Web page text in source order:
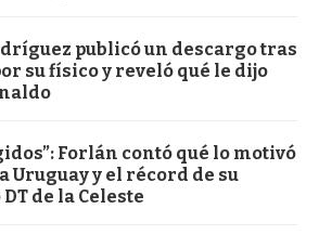
publicó un descargo tras
su físico y reveló qué le dijo
Forlán contó qué lo motivó
Uruguay y el récord de su
de la Celeste